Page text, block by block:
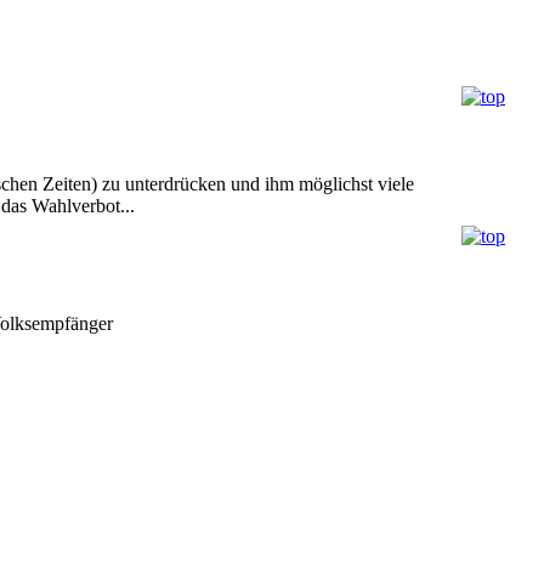
Zeiten) zu unterdrücken und ihm möglichst viele
Wahlverbot...